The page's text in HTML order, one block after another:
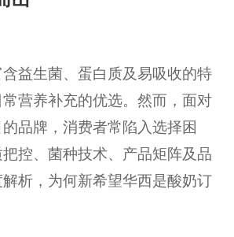
生菌、蛋白质及易吸收的特
营养补充的优选。然而，面对
品牌，消费者常陷入选择困
控、菌种技术、产品矩阵及品
析，为何新希望华西是酸奶订